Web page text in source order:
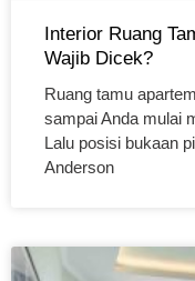
Interior Ruang
Wajib Dicek?
Ruang tamu
sampai Anda mulai
Lalu posisi bukaan
Anderson